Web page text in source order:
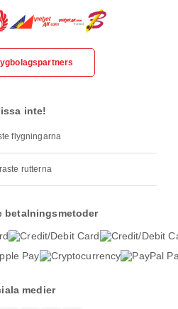
inte!
flygningarna
rutterna
betalningsmetoder
medier